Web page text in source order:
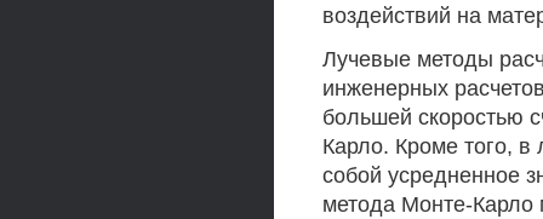
воздействий на
Лучевые методы
инженерных
большей скоростью
Карло. Кроме того, в
собой усредненное
метода Монте-Карло